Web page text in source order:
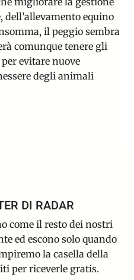
dell’allevamento equino
il peggio sembra
comunque tenere gli
evitare nuove
degli animali
DI RADAR
come il resto dei nostri
ed escono solo quando
la casella della
per riceverle gratis.